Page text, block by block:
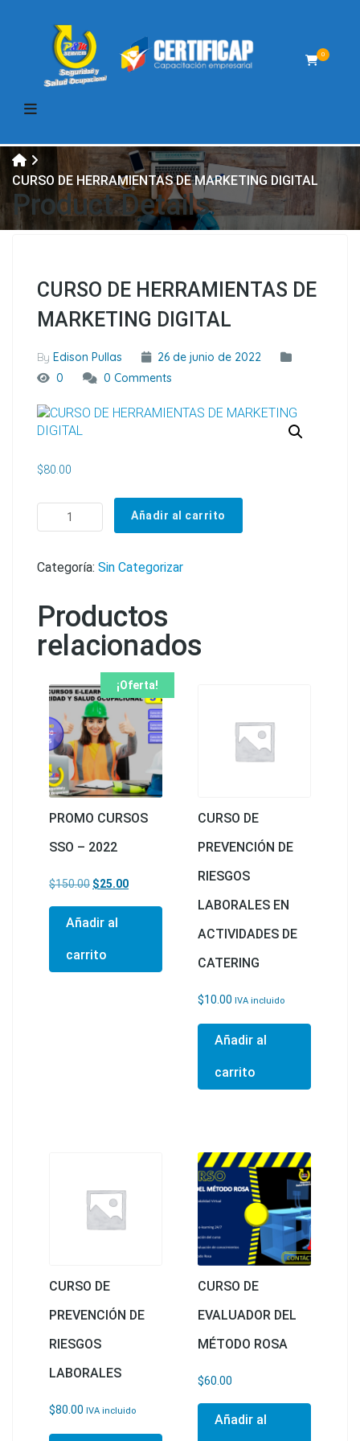
0
CURSO DE HERRAMIENTAS DE MARKETING DIGITAL
Product Details
CURSO DE HERRAMIENTAS DE
MARKETING DIGITAL
By Edison Pullas
26 de junio de 2022
0
0 Comments
$80.00
Añadir al carrito
Categoría: Sin Categorizar
Productos
relacionados
¡Oferta!
PROMO CURSOS
SSO – 2022
$150.00 El precio original era: $150.00.
$25.00El precio actual es: $25.00.
Añadir al
carrito
CURSO DE
PREVENCIÓN DE
RIESGOS
LABORALES EN
ACTIVIDADES DE
CATERING
$10.00 IVA incluido
Añadir al
carrito
CURSO DE
PREVENCIÓN DE
RIESGOS
LABORALES
$80.00 IVA incluido
CURSO DE
EVALUADOR DEL
MÉTODO ROSA
$60.00
Añadir al